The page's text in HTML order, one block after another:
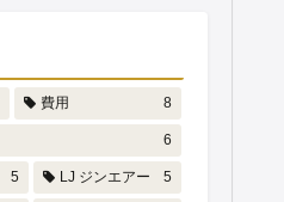
費用 8
6
5 LJ ジンエアー 5